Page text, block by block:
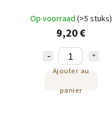
Op voorraad (>5 stuks)
9,20 €
Ajouter au
panier